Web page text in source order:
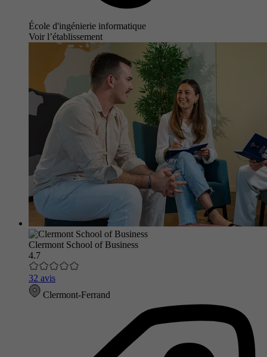
École d'ingénierie informatique
Voir l’établissement
Clermont School of Business
4.7
32 avis
Clermont-Ferrand